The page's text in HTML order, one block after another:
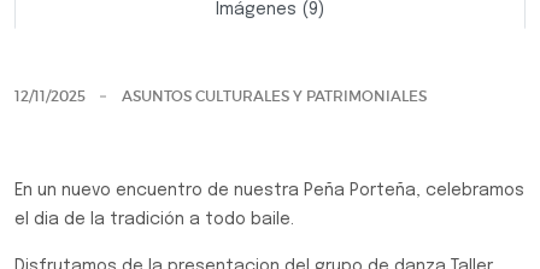
Imágenes (9)
12/11/2025 ASUNTOS CULTURALES Y PATRIMONIALES
En un nuevo encuentro de nuestra Peña Porteña, celebramos
el dia de la tradición a todo baile.